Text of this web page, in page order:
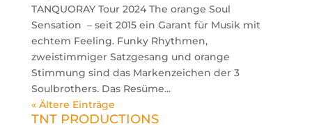

TANQUORAY Tour 2024 The orange Soul
Sensation – seit 2015 ein Garant für Musik mit
echtem Feeling. Funky Rhythmen,
zweistimmiger Satzgesang und orange
Stimmung sind das Markenzeichen der 3
Soulbrothers. Das Resüme...
« Ältere Einträge
TNT PRODUCTIONS